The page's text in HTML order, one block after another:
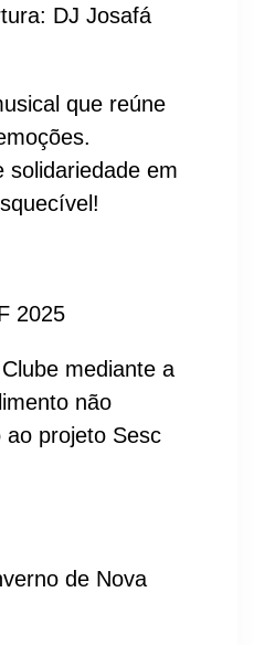
DJ Josafá
que reúne
solidariedade em
mediante a
não
projeto Sesc
de Nova